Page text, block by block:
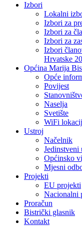
Izbori
Lokalni
Izbori za
Izbori za
Izbori za
Izbori
Hrvatske
Općina Marija
Opće
Povijest
Naselja
Svetište
WiFi
Ustroj
Načelnik
Jedinstveni
Općinsko
Mjesni
Projekti
EU projekti
Nacionalni
Proračun
Bistrički glasnik
Kontakt